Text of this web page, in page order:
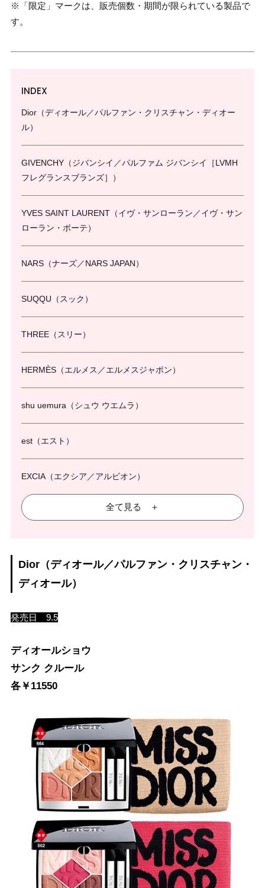
※「限定」マークは、販売個数・期間が限られている製品で
す。
INDEX
Dior（ディオール／パルファン・クリスチャン・ディオー
ル）
GIVENCHY（ジバンシイ／パルファム ジバンシイ［LVMH
フレグランスブランズ］）
YVES SAINT LAURENT（イヴ・サンローラン／イヴ・サン
ローラン・ボーテ）
NARS（ナーズ／NARS JAPAN）
SUQQU（スック）
THREE（スリー）
HERMÈS（エルメス／エルメスジャポン）
shu uemura（シュウ ウエムラ）
est（エスト）
EXCIA（エクシア／アルビオン）
全て見る ＋
Dior（ディオール／パルファン・クリスチャン・
ディオール）
発売日 9.5
ディオールショウ
サンク クルール
各￥11550